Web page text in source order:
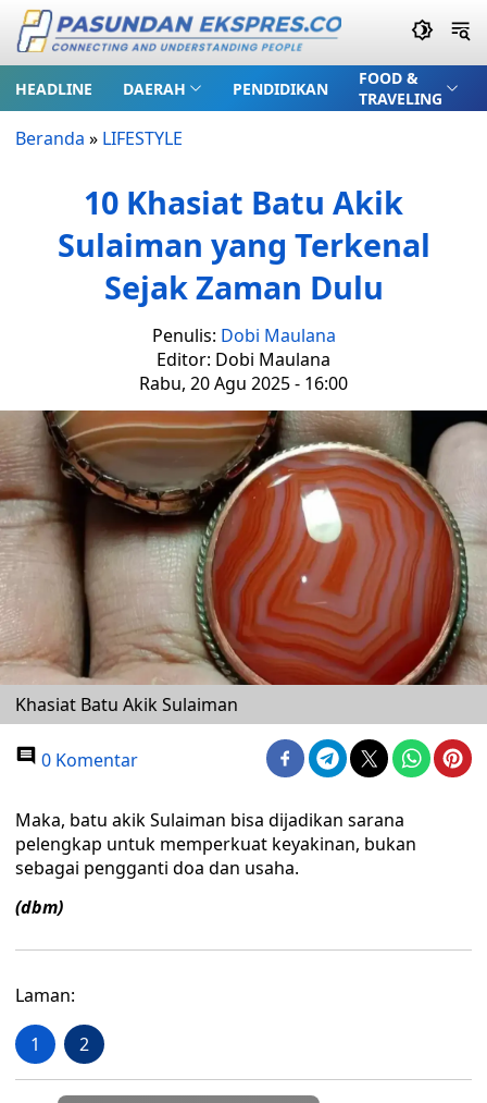
HEADLINE DAERAH PENDIDIKAN
FOOD &
TRAVELING
Beranda » LIFESTYLE
10 Khasiat Batu Akik
Sulaiman yang Terkenal
Sejak Zaman Dulu
Penulis: Dobi Maulana
Editor: Dobi Maulana
Rabu, 20 Agu 2025 - 16:00
Khasiat Batu Akik Sulaiman
0 Komentar
Maka, batu akik Sulaiman bisa dijadikan sarana
pelengkap untuk memperkuat keyakinan, bukan
sebagai pengganti doa dan usaha.
(dbm)
Laman:
1 2